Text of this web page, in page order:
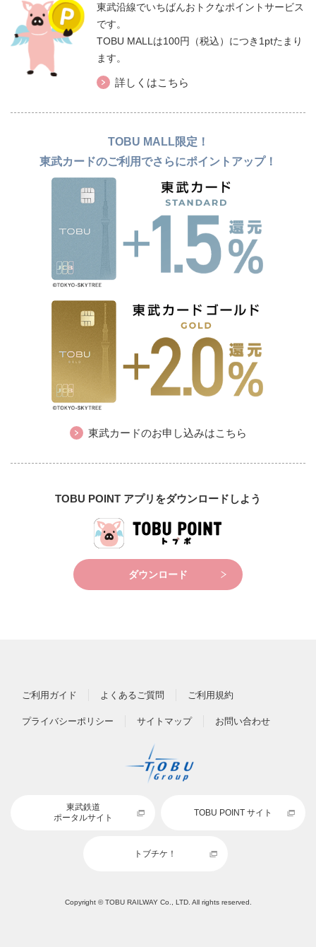
東武沿線でいちばんおトクなポイントサービス
です。
TOBU MALLは100円（税込）につき1ptたまり
ます。
詳しくはこちら
TOBU MALL限定！
東武カードのご利用でさらにポイントアップ！
東武カードのお申し込みはこちら
TOBU POINT アプリをダウンロードしよう
ダウンロード
ご利用ガイド よくあるご質問 ご利用規約
プライバシーポリシー サイトマップ お問い合わせ
東武鉄道
ポータルサイト
TOBU POINT サイト
トブチケ！
Copyright © TOBU RAILWAY Co., LTD. All rights reserved.